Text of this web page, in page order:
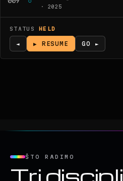
· 2025
STATUS HELD
◄ ▶ RESUME GO ►
ŠTO RADIMO